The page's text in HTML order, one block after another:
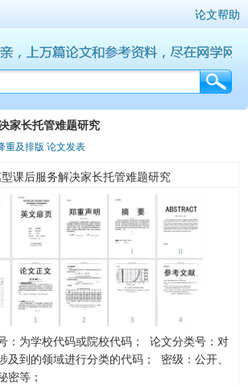
论文帮助
家长托管难题研究
重及排版 论文发表
课后服务解决家长托管难题研究
：为学校代码或院校代码； 论文分类号：对
及到的领域进行分类的代码； 密级：公开、
密等；